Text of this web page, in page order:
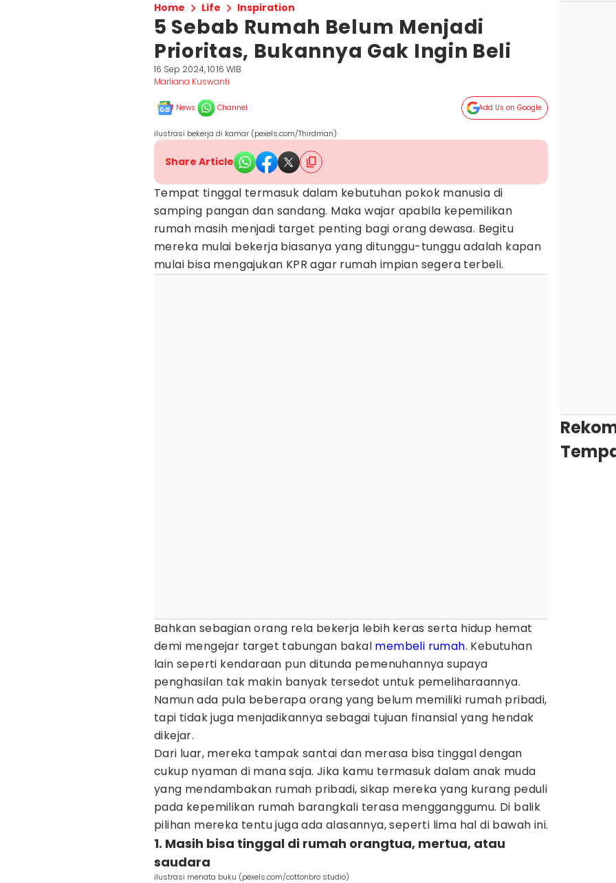
Home Life Inspiration
5 Sebab Rumah Belum Menjadi
Prioritas, Bukannya Gak Ingin Beli
16 Sep 2024, 10:16 WIB
Marliana Kuswanti
News Channel Add Us on Google
ilustrasi bekerja di kamar (pexels.com/Thirdman)
Share Article
Tempat tinggal termasuk dalam kebutuhan pokok manusia di
samping pangan dan sandang. Maka wajar apabila kepemilikan
rumah masih menjadi target penting bagi orang dewasa. Begitu
mereka mulai bekerja biasanya yang ditunggu-tunggu adalah kapan
mulai bisa mengajukan KPR agar rumah impian segera terbeli.
Bahkan sebagian orang rela bekerja lebih keras serta hidup hemat
demi mengejar target tabungan bakal membeli rumah. Kebutuhan
lain seperti kendaraan pun ditunda pemenuhannya supaya
penghasilan tak makin banyak tersedot untuk pemeliharaannya.
Namun ada pula beberapa orang yang belum memiliki rumah pribadi,
tapi tidak juga menjadikannya sebagai tujuan finansial yang hendak
dikejar.
Dari luar, mereka tampak santai dan merasa bisa tinggal dengan
cukup nyaman di mana saja. Jika kamu termasuk dalam anak muda
yang mendambakan rumah pribadi, sikap mereka yang kurang peduli
pada kepemilikan rumah barangkali terasa mengganggumu. Di balik
pilihan mereka tentu juga ada alasannya, seperti lima hal di bawah ini.
1. Masih bisa tinggal di rumah orangtua, mertua, atau
saudara
ilustrasi menata buku (pexels.com/cottonbro studio)